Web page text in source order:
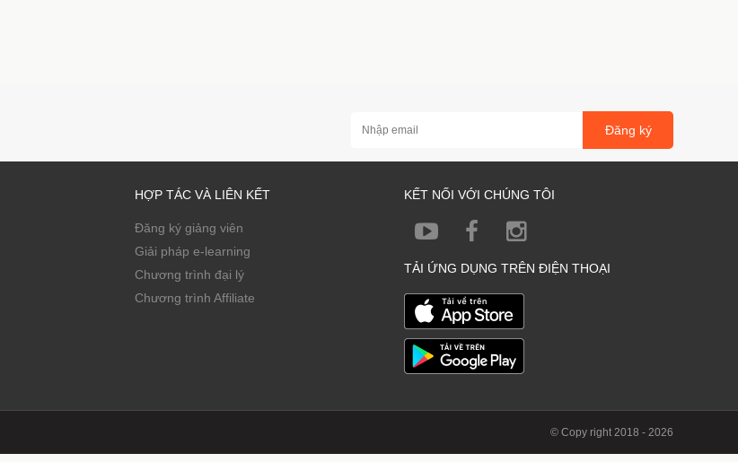
Đăng ký
HỢP TÁC VÀ LIÊN KẾT
Đăng ký giảng viên
Giải pháp e-learning
Chương trình đại lý
Chương trình Affiliate
KẾT NỐI VỚI CHÚNG TÔI
TẢI ỨNG DỤNG TRÊN ĐIỆN THOẠI
© Copy right 2018 - 2026